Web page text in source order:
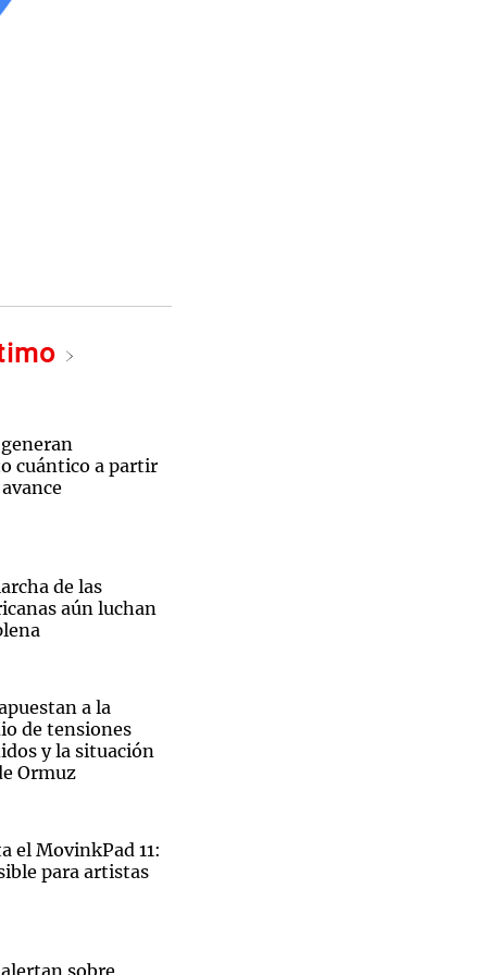
cuántico a partir
de las
aún luchan
a la
de tensiones
y la situación
Ormuz
el MovinkPad 11:
para artistas
sobre